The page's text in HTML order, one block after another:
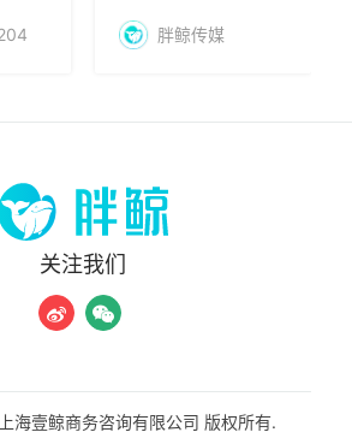
朝圣，藏着品牌
胖鲸传媒
关注我们
海壹鲸商务咨询有限公司 版权所有.